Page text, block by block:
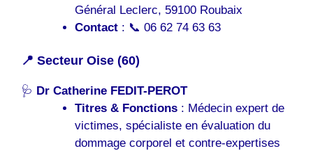
Général Leclerc, 59100 Roubaix
Contact: 📞 06 62 74 63 63
📍 Secteur Oise (60)
🩺 Dr Catherine FEDIT-PEROT
Titres & Fonctions: Médecin expert de
victimes, spécialiste en évaluation du
dommage corporel et contre-expertises